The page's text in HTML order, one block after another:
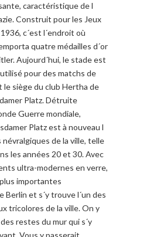
caractéristique de l
Construit pour les Jeux
c´est l´endroit où
quatre médailles d´or
Aujourd´hui, le stade est
pour des matchs de
le siège du club Hertha de
Platz. Détruite
Guerre mondiale,
Platz est à nouveau l
névralgiques de la ville, telle
les années 20 et 30. Avec
ultra-modernes en verre,
importantes
Berlin et s´y trouve l´un des
tricolores de la ville. On y
restes du mur qui s´y